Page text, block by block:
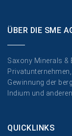
ÜBER DIE SME
Saxony Minerals &
Gewinnung der
Indium und
QUICKLINKS